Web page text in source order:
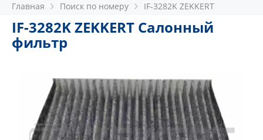
Главная Поиск по номеру IF-3282K ZEKKERT
IF-3282K ZEKKERT Салонный
фильтр